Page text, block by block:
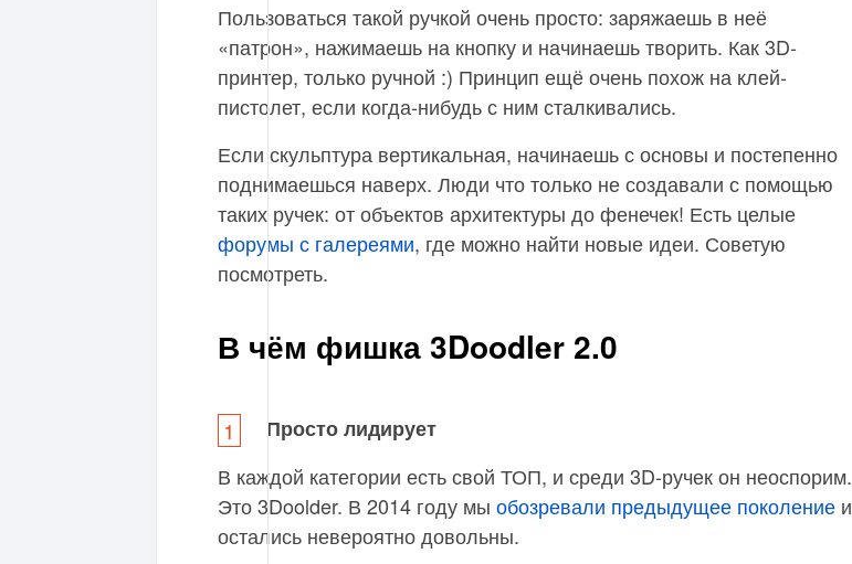
Пользоваться такой ручкой очень просто: заряжаешь в неё
«патрон», нажимаешь на кнопку и начинаешь творить. Как 3D-
принтер, только ручной :) Принцип ещё очень похож на клей-
пистолет, если когда-нибудь с ним сталкивались.
Если скульптура вертикальная, начинаешь с основы и постепенно
поднимаешься наверх. Люди что только не создавали с помощью
таких ручек: от объектов архитектуры до фенечек! Есть целые
форумы с галереями, где можно найти новые идеи. Советую
посмотреть.
В чём фишка 3Doodler 2.0
Просто лидирует
В каждой категории есть свой ТОП, и среди 3D-ручек он неоспорим.
Это 3Doolder. В 2014 году мы обозревали предыдущее поколение и
остались невероятно довольны.